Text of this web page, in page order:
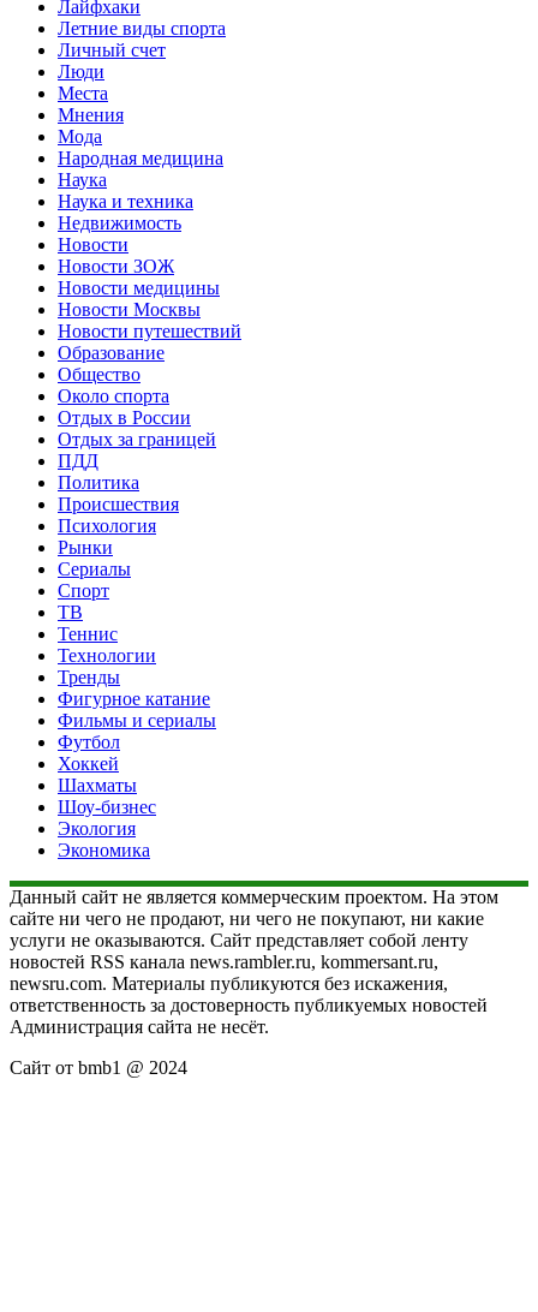
Лайфхаки
Летние виды спорта
Личный счет
Люди
Места
Мнения
Мода
Народная медицина
Наука
Наука и техника
Недвижимость
Новости
Новости ЗОЖ
Новости медицины
Новости Москвы
Новости путешествий
Образование
Общество
Около спорта
Отдых в России
Отдых за границей
ПДД
Политика
Происшествия
Психология
Рынки
Сериалы
Спорт
ТВ
Теннис
Технологии
Тренды
Фигурное катание
Фильмы и сериалы
Футбол
Хоккей
Шахматы
Шоу-бизнес
Экология
Экономика
Данный сайт не является коммерческим проектом. На этом
сайте ни чего не продают, ни чего не покупают, ни какие
услуги не оказываются. Сайт представляет собой ленту
новостей RSS канала news.rambler.ru, kommersant.ru,
newsru.com. Материалы публикуются без искажения,
ответственность за достоверность публикуемых новостей
Администрация сайта не несёт.
Сайт от bmb1 @ 2024